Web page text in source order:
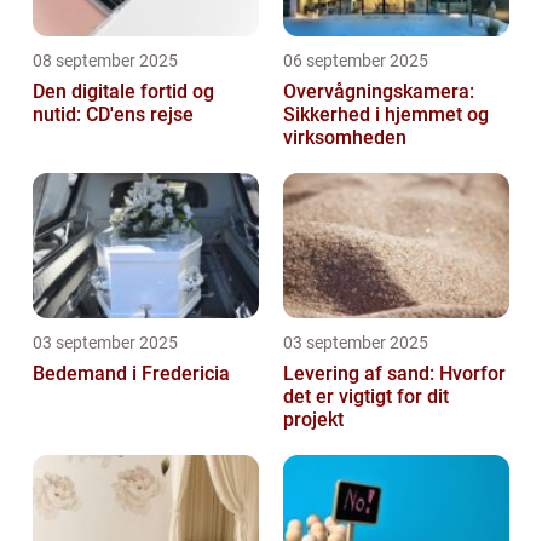
08 september 2025
Den digitale fortid og
nutid: CD'ens rejse
06 september 2025
Overvågningskamera:
Sikkerhed i hjemmet og
virksomheden
03 september 2025
Bedemand i Fredericia
03 september 2025
Levering af sand: Hvorfor
det er vigtigt for dit
projekt